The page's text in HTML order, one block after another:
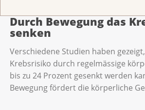
Durch Bewegung das
senken
Verschiedene Studien haben
Krebsrisiko durch regelmässige
bis zu 24 Prozent gesenkt werden
Bewegung fördert die körperliche